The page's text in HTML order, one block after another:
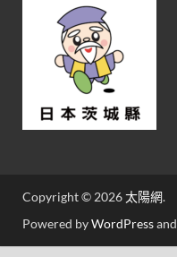
Copyright © 2026太陽網.
Powered byWordPressand